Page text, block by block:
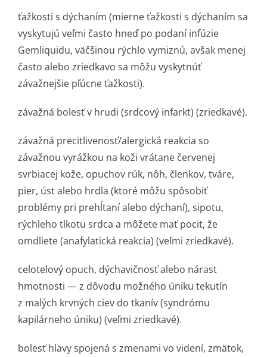
ťažkosti s dýchaním (mierne ťažkosti s dýchaním sa
vyskytujú veľmi často hneď po podaní infúzie
Gemliquidu, väčšinou rýchlo vymiznú, avšak menej
často alebo zriedkavo sa môžu vyskytnúť
závažnejšie pľúcne ťažkosti).
závažná bolesť v hrudi (srdcový infarkt) (zriedkavé).
závažná precitlivenos­ť/alergická reakcia so
závažnou vyrážkou na koži vrátane červenej
svrbiacej kože, opuchov rúk, nôh, členkov, tváre,
pier, úst alebo hrdla (ktoré môžu spôsobiť
problémy pri prehĺtaní alebo dýchaní), sipotu,
rýchleho tlkotu srdca a môžete mať pocit, že
omdliete (anafylatická reakcia) (veľmi zriedkavé).
celotelový opuch, dýchavičnosť alebo nárast
hmotnosti — z dôvodu možného úniku tekutín
z malých krvných ciev do tkanív (syndrómu
kapilárneho úniku) (veľmi zriedkavé).
bolesť hlavy spojená s zmenami vo videní, zmätok,